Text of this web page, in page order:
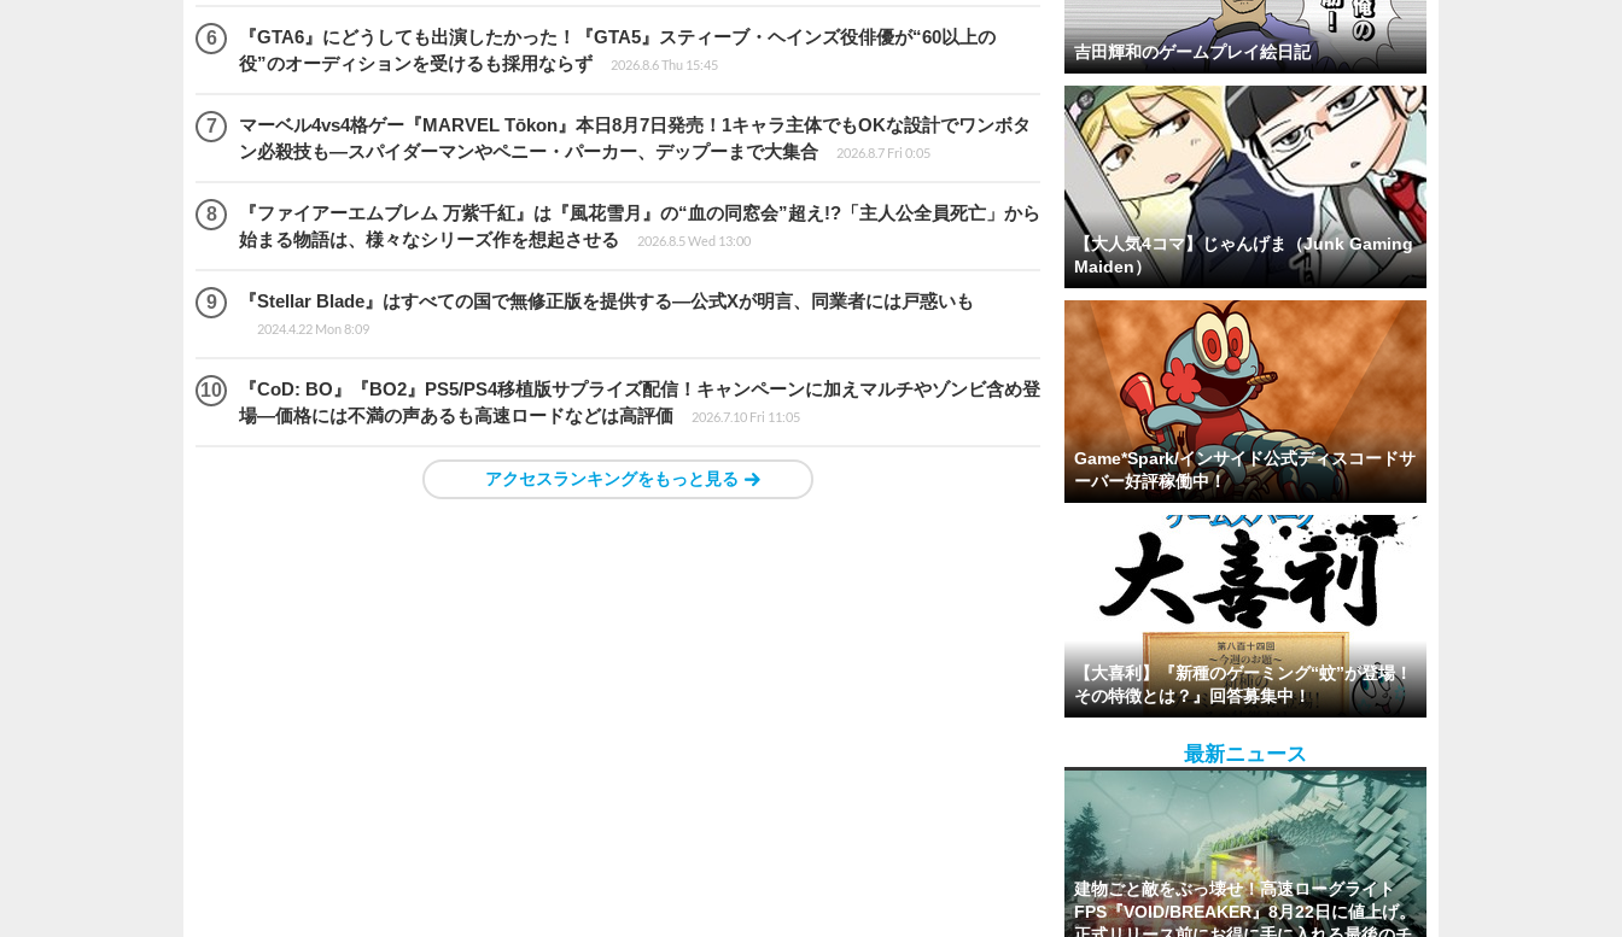
『GTA6』にどうしても出演したかった！『GTA5』スティーブ・ヘインズ役俳優が“60以上の
役”のオーディションを受けるも採用ならず
2026.8.6 Thu 15:45
マーベル4vs4格ゲー『MARVEL Tōkon』本日8月7日発売！1キャラ主体でもOKな設計でワンボタ
ン必殺技も―スパイダーマンやペニー・パーカー、デップーまで大集合
2026.8.7 Fri 0:05
『ファイアーエムブレム 万紫千紅』は『風花雪月』の“血の同窓会”超え!?「主人公全員死亡」から
始まる物語は、様々なシリーズ作を想起させる
2026.8.5 Wed 13:00
『Stellar Blade』はすべての国で無修正版を提供する―公式Xが明言、同業者には戸惑いも
2024.4.22 Mon 8:09
『CoD: BO』『BO2』PS5/PS4移植版サプライズ配信！キャンペーンに加えマルチやゾンビ含め登
場―価格には不満の声あるも高速ロードなどは高評価
2026.7.10 Fri 11:05
アクセスランキングをもっと見る
吉田輝和のゲームプレイ絵日記
【大人気4コマ】じゃんげま（Junk Gaming
Maiden）
Game*Spark/インサイド公式ディスコードサ
ーバー好評稼働中！
【大喜利】『新種のゲーミング“蚊”が登場！
その特徴とは？』回答募集中！
最新ニュース
建物ごと敵をぶっ壊せ！高速ローグライト
FPS『VOID/BREAKER』8月22日に値上げ。